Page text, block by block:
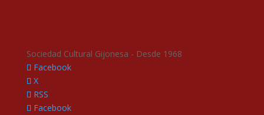
Sociedad Cultural Gijonesa - Desde 1968
Facebook
X
RSS
Facebook